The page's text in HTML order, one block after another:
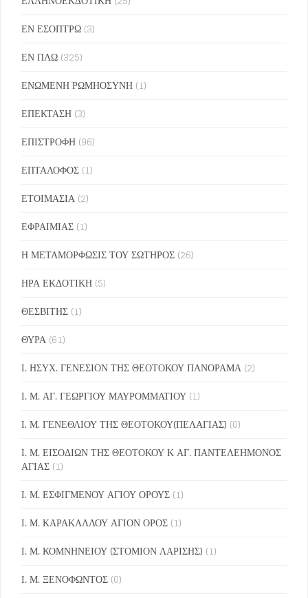
ΕΝ ΕΣΟΠΤΡΩ (3)
ΕΝ ΠΛΩ (325)
ΕΝΩΜΕΝΗ ΡΩΜΗΟΣΥΝΗ (1)
ΕΠΕΚΤΑΣΗ (3)
ΕΠΙΣΤΡΟΦΗ (96)
ΕΠΤΑΛΟΦΟΣ (1)
ΕΤΟΙΜΑΣΙΑ (2)
ΕΦΡΑΙΜΙΑΣ (1)
Η ΜΕΤΑΜΟΡΦΩΣΙΣ ΤΟΥ ΣΩΤΗΡΟΣ (26)
ΗΡΑ ΕΚΔΟΤΙΚΗ (5)
ΘΕΣΒΙΤΗΣ (1)
ΘΥΡΑ (61)
Ι. ΗΣΥΧ. ΓΕΝΕΣΙΟΝ ΤΗΣ ΘΕΟΤΟΚΟΥ ΠΑΝΟΡΑΜΑ (2)
Ι. Μ. ΑΓ. ΓΕΩΡΓΙΟΥ ΜΑΥΡΟΜΜΑΤΙΟΥ (1)
Ι. Μ. ΓΕΝΕΘΛΙΟΥ ΤΗΣ ΘΕΟΤΟΚΟΥ(ΠΕΛΑΓΙΑΣ) (0)
Ι. Μ. ΕΙΣΟΔΙΩΝ ΤΗΣ ΘΕΟΤΟΚΟΥ Κ ΑΓ. ΠΑΝΤΕΛΕΗΜΟΝΟΣ
ΑΓΙΑΣ (1)
Ι. Μ. ΕΣΦΙΓΜΕΝΟΥ ΑΓΙΟΥ ΟΡΟΥΣ (1)
Ι. Μ. ΚΑΡΑΚΑΛΛΟΥ ΑΓΙΟΝ ΟΡΟΣ (1)
Ι. Μ. ΚΟΜΝΗΝΕΙΟΥ (ΣΤΟΜΙΟΝ ΛΑΡΙΣΗΣ) (1)
Ι. Μ. ΞΕΝΟΦΩΝΤΟΣ (0)